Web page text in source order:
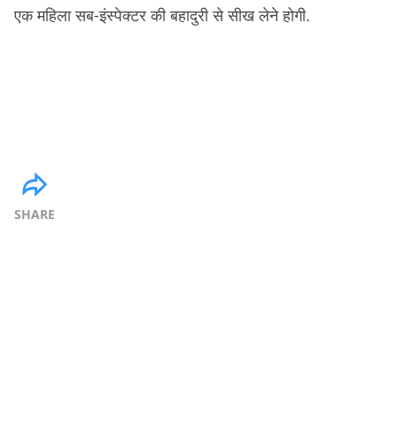
एक महिला सब-इंस्पेक्टर की बहादुरी से सीख लेने होगी.
SHARE